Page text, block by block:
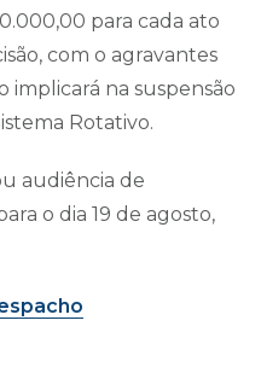
para cada ato
com o agravantes
implicará na suspensão
Rotativo.
audiência de
o dia 19 de agosto,